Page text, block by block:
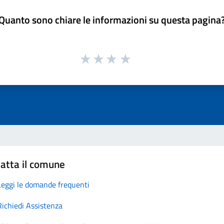
sono chiare le informazioni su questa
il comune
le domande frequenti
Assistenza